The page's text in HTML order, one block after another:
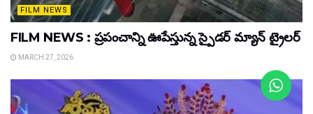
FILM NEWS
FILM NEWS : ప్రపంచాన్ని ఊపేస్తున్న స్పైడర్ మ్యాన్ ట్రైలర్
MARCH 27, 2026